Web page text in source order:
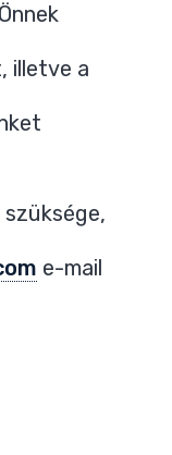
illetve a
e-mail